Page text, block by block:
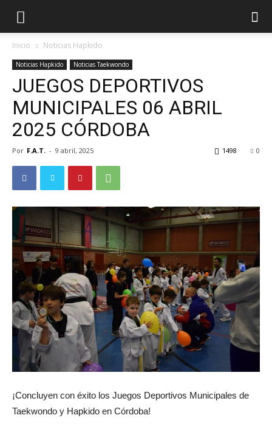
Inicio Noticias Hapkido
Noticias Hapkido Noticias Taekwondo
JUEGOS DEPORTIVOS
MUNICIPALES 06 ABRIL
2025 CÓRDOBA
Por F.A.T. - 9 abril, 2025 0
1498
¡Concluyen con éxito los Juegos Deportivos Municipales de
Taekwondo y Hapkido en Córdoba!